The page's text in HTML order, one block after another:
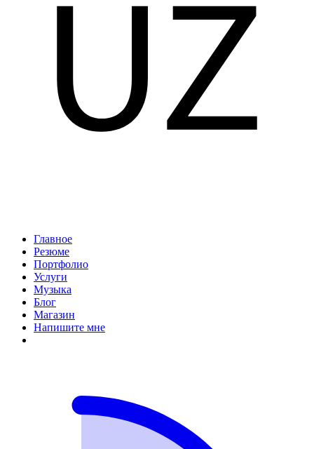
Главное
Резюме
Портфолио
Услуги
Музыка
Блог
Магазин
Напишите мне